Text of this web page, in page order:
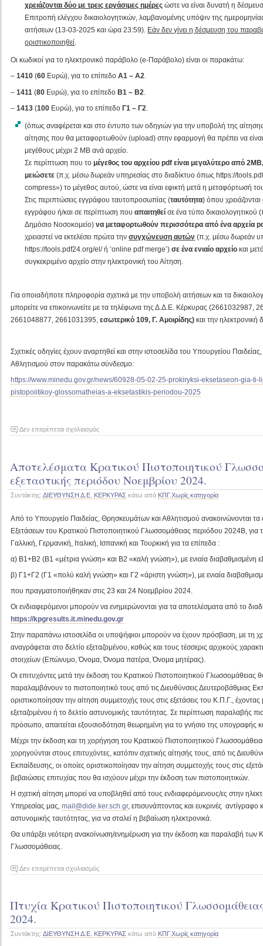
χρειάζονται δύο με τρεις εργάσιμες ημέρες ώστε να είναι δυνατή η
Επιτροπή ελέγχου δικαιολογητικών, λαμβανομένης υπόψιν της
αιτήσεων (13-03-2025 και ώρα 23:59). Εάν δεν γίνει η δέσμευση του
οριστικοποιηθεί.
Οι κωδικοί για το ηλεκτρονικό παράβολο (e-Παράβολο) είναι οι παρακάτω:
– 1410 (60 Ευρώ), για το επίπεδο Α1 – Α2.
– 1411 (80 Ευρώ), για το επίπεδο Β1 – Β2
– 1413 (100 Ευρώ), για το επίπεδο Γ1 – Γ2
(όπως αναφέρεται και στο έντυπο των οδηγιών για την υποβολή της
αίτησης που θα μεταφορτωθούν (upload) στην εφαρμογή θα πρέπει να
μεγέθους μέχρι 2 ΜB ανά αρχείο.
Σε περίπτωση που τομέγεθος του αρχείου pdf είναι μεγαλύτερο από
μειώσετε (π.χ. μέσω δωρεάν υπηρεσίας στο διαδίκτυο όπως https://
compress») το μέγεθος αυτού, ώστε να είναι εφικτή μετά η μεταφόρτωσή
Στις περιπτώσεις εγγράφου ταυτοπροσωπίας (ταυτότητα) όπου χρειάζονται
εγγράφου ή/και σε περίπτωση πουαπαιτηθεί σε ένα τύπο
Δημόσιο Νοσοκομείο)να μεταφορτωθούν περισσότερα από ένα αρχεία
χρειαστεί να εκτελέσει πρώτα τηνσυγχώνευση αυτών (π.χ. μέσω δωρεάν
https://tools.pdf24.org/el/ ή ‘online pdf merge’)σε ένα ενιαίο αρχείο και
συγκεκριμένο αρχείο στην ηλεκτρονική του Αίτηση.
Για οποιαδήποτε πληροφορία σχετικά με την υποβολή αιτήσεων και τα
μπορείτε να επικοινωνείτε με τα τηλέφωνα της Δ.Δ.Ε. Κέρκυρας
2661048877, 2661031395, εσωτερικό 109, Γ. Αμοιρίδης) και την ηλεκτρονική
Σχετικές οδηγίες έχουν αναρτηθεί και στην ιστοσελίδα του Υπουργείου
Αθλητισμού στον παρακάτω σύνδεσμο:
https://www.minedu.gov.gr/news/60928-05-02-25-prokiryksi-eksetaseon-gia-ti-
pistopoiitikoy-glossomatheias-a-eksetastikis-periodou-2025
Δεν επιτρέπεται σχολιασμόςστο
Γλωσσομάθειας
–
Εξετάσεις
περιόδου
2025.
Αποτελέσματα Κρατικού Πιστοποιητικού
εξεταστικής περιόδου Νοεμβρίου 2024.
Συντάκτης: ΔΙΕΥΘΥΝΣΗ Δ.Ε. ΚΕΡΚΥΡΑΣ κάτω από ΚΠΓ,Χωρίς κατηγορία
Από το Υπουργείο Παιδείας, Θρησκευμάτων και Αθλητισμού ανακοινώνονται
Εξετάσεων του Κρατικού Πιστοποιητικού Γλωσσομάθειας περιόδου 2024Β, για
Γαλλική, Γερμανική, Ιταλική, Ισπανική και Τουρκική για τα επίπεδα :
α) Β1+Β2 (Β1 «μέτρια γνώση» και Β2 «καλή γνώση»), με ενιαία διαβαθμισμένη
β) Γ1+Γ2 (Γ1 «πολύ καλή γνώση» και Γ2 «άριστη γνώση»), με ενιαία
που πραγματοποιήθηκαν στις 23 και 24 Νοεμβρίου 2024.
Οι ενδιαφερόμενοι μπορούν να ενημερώνονται για τα αποτελέσματα από το
https://kpgresults.it.minedu.gov.gr
Στην παραπάνω ιστοσελίδα οι υποψήφιοι μπορούν να έχουν πρόσβαση, με τη
αναγράφεται στο δελτίο εξεταζομένου, καθώς και τους τέσσερις αρχικούς
στοιχείων (Επώνυμο, Όνομα, Όνομα πατέρα, Όνομα μητέρας).
Οι επιτυχόντες μετά την έκδοση του Κρατικού Πιστοποιητικού Γλωσσομάθειας
παραλαμβάνουν το πιστοποιητικό τους από τις Διευθύνσεις Δευτεροβάθμιας
οριστικοποίησαν την αίτηση συμμετοχής τους στις εξετάσεις του Κ.Π.Γ., έχοντας
εξεταζομένου ή το δελτίο αστυνομικής ταυτότητας. Σε περίπτωση παραλαβής
πρόσωπο, απαιτείται εξουσιοδότηση θεωρημένη για το γνήσιο της υπογραφής
Μέχρι την έκδοση και τη χορήγηση του Κρατικού Πιστοποιητικού
χορηγούνται στους επιτυχόντες, κατόπιν σχετικής αίτησής τους, από τις
Εκπαίδευσης, οι οποίες οριστικοποίησαν την αίτηση συμμετοχής τους στις
βεβαιώσεις επιτυχίας που θα ισχύουν μέχρι την έκδοση των πιστοποιητικών.
Η σχετική αίτηση μπορεί να υποβληθεί από τους ενδιαφερόμενους/ες στην
Υπηρεσίας μας, mail@dide.ker.sch.gr, επισυνάπτοντας και ευκρινές
αστυνομικής ταυτότητας, για να σταλεί η βεβαίωση ηλεκτρονικά.
Θα υπάρξει νεότερη ανακοίνωση/ενημέρωση για την έκδοση και παραλαβή των
Γλωσσομάθειας.
Δεν επιτρέπεται σχολιασμόςστο
Πιστοποιητικού
Γλωσσομάθειας
περιόδου
Πτυχία Κρατικού Πιστοποιητικού
2024.
Συντάκτης: ΔΙΕΥΘΥΝΣΗ Δ.Ε. ΚΕΡΚΥΡΑΣ κάτω από ΚΠΓ,Χωρίς κατηγορία